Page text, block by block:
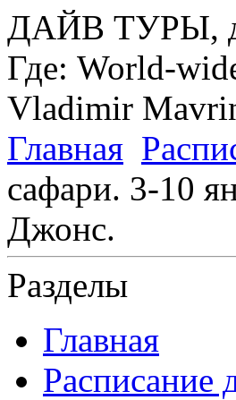
ДАЙВ ТУРЫ,
Где: World-
Vladimir
Главная
сафари. 3-10
Джонс.
Разделы
Главная
Расписание